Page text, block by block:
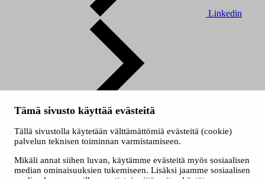
Tämä sivusto käyttää evästeitä
Tällä sivustolla käytetään välttämättömiä evästeitä (cookie)
palvelun teknisen toiminnan varmistamiseen.
Mikäli annat siihen luvan, käytämme evästeitä myös sosiaalisen
median ominaisuuksien tukemiseen. Lisäksi jaamme sosiaalisen
Linkedin
Evästeet
Saavutettavuusseloste